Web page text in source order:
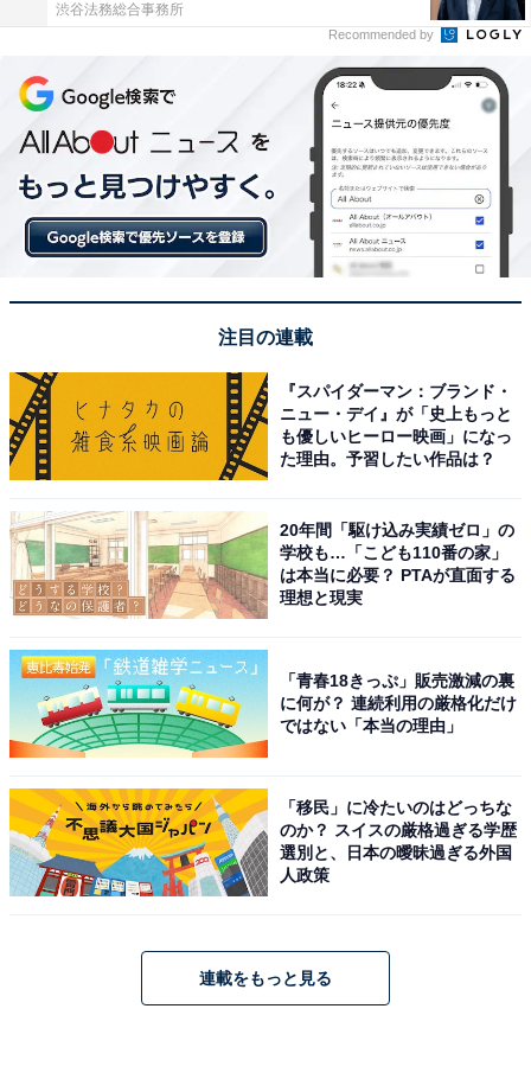
渋谷法務総合事務所
Recommended by
注目の連載
『スパイダーマン：ブランド・
ニュー・デイ』が「史上もっと
も優しいヒーロー映画」になっ
た理由。予習したい作品は？
20年間「駆け込み実績ゼロ」の
学校も…「こども110番の家」
は本当に必要？ PTAが直面する
理想と現実
「青春18きっぷ」販売激減の裏
に何が？ 連続利用の厳格化だけ
ではない「本当の理由」
「移民」に冷たいのはどっちな
のか？ スイスの厳格過ぎる学歴
選別と、日本の曖昧過ぎる外国
人政策
連載をもっと見る